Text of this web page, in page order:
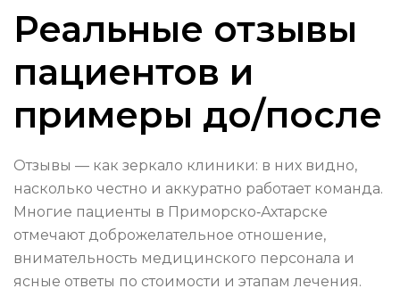
Реальные отзывы
пациентов и
примеры до/после
Отзывы — как зеркало клиники: в них видно,
насколько честно и аккуратно работает команда.
Многие пациенты в Приморско‑Ахтарске
отмечают доброжелательное отношение,
внимательность медицинского персонала и
ясные ответы по стоимости и этапам лечения.